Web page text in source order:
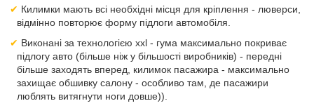
Килимки мають всі необхідні місця для кріплення - люверси,
відмінно повторює форму підлоги автомобіля.
Виконані за технологією xxl - гума максимально покриває
підлогу авто (більше ніж у більшості виробників) - передні
більше заходять вперед, килимок пасажира - максимально
захищає обшивку салону - особливо там, де пасажири
люблять витягнути ноги довше)).